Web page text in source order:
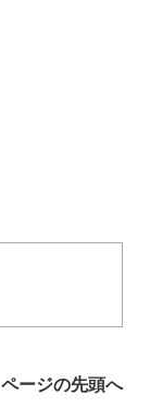
ページの先頭へ